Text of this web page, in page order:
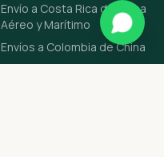
Envío a Costa Rica de China
Aéreo y Marítimo
Envíos a Colombia de China